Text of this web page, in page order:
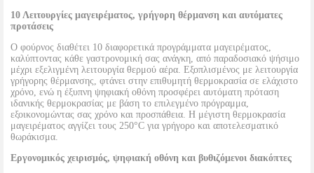
10 Λειτουργίες μαγειρέματος, γρήγορη θέρμανση και αυτόματες
προτάσεις
Ο φούρνος διαθέτει 10 διαφορετικά προγράμματα μαγειρέματος,
καλύπτοντας κάθε γαστρονομική σας ανάγκη, από παραδοσιακό ψήσιμο
μέχρι εξελιγμένη λειτουργία θερμού αέρα. Εξοπλισμένος με λειτουργία
γρήγορης θέρμανσης, φτάνει στην επιθυμητή θερμοκρασία σε ελάχιστο
χρόνο, ενώ η έξυπνη ψηφιακή οθόνη προσφέρει αυτόματη πρόταση
ιδανικής θερμοκρασίας με βάση το επιλεγμένο πρόγραμμα,
εξοικονομώντας σας χρόνο και προσπάθεια. Η μέγιστη θερμοκρασία
μαγειρέματος αγγίζει τους 250°C για γρήγορο και αποτελεσματικό
θωράκισμα.
Εργονομικός χειρισμός, ψηφιακή οθόνη και βυθιζόμενοι διακόπτες